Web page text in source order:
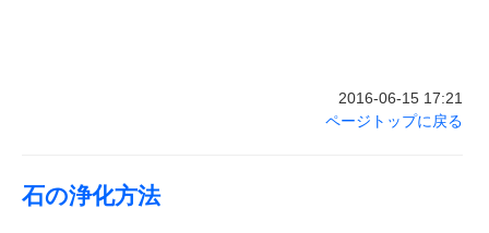
2016-06-15 17:21
ページトップに戻る
石の浄化方法